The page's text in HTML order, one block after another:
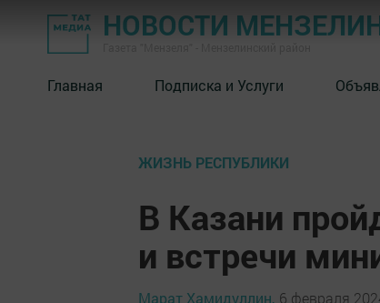
НОВОСТИ
Главная Подписка и Услуги
ЖИЗНЬ РЕСПУБЛИКИ
В Казани
и встречи
Марат Хамидуллин, 6 февраля